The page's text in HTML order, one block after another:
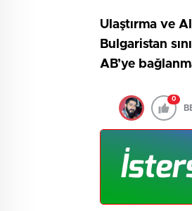
Ulaştırma ve
Bulgaristan
AB’ye
0